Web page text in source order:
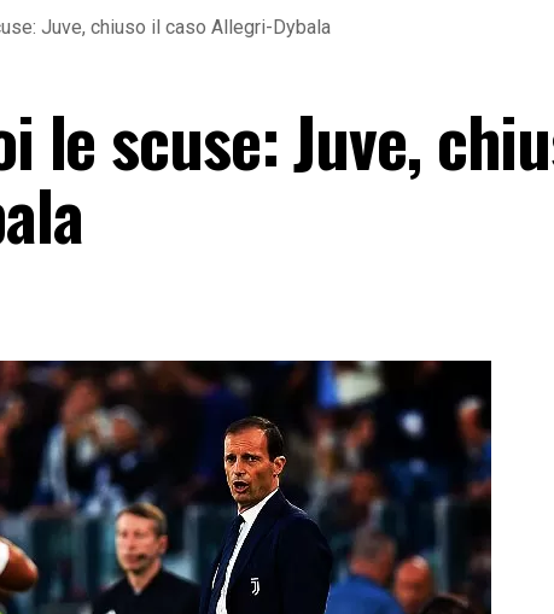
Juve, chiuso il caso Allegri-Dybala
le scuse: Juve,